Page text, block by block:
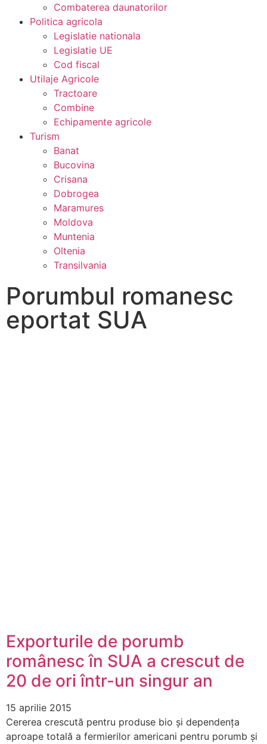
Combaterea daunatorilor
Politica agricola
Legislatie nationala
Legislatie UE
Cod fiscal
Utilaje Agricole
Tractoare
Combine
Echipamente agricole
Turism
Banat
Bucovina
Crisana
Dobrogea
Maramures
Moldova
Muntenia
Oltenia
Transilvania
Porumbul romanesc
eportat SUA
Exporturile de porumb
românesc în SUA a crescut de
20 de ori într-un singur an
15 aprilie 2015
Cererea crescută pentru produse bio și dependența
aproape totală a fermierilor americani pentru porumb și